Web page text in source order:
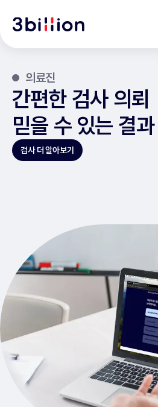
의료진
간편한 검사 의뢰
믿을 수 있는 결과
검사 더 알아보기